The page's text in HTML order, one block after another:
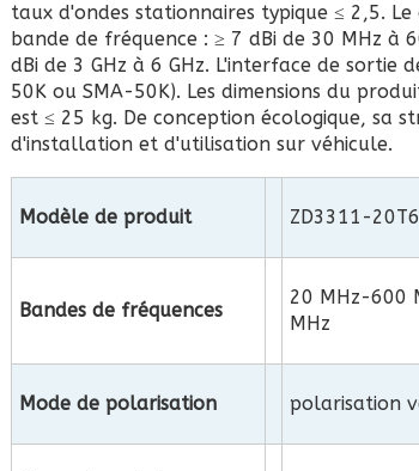
taux d'ondes stationnaires typique ≤ 2,5.
bande de fréquence : ≥ 7 dBi de 30 MHz à
dBi de 3 GHz à 6 GHz. L'interface de
50K ou SMA-50K). Les dimensions du
est ≤ 25 kg. De conception écologique, sa
d'installation et d'utilisation sur véhicule.
Modèle de produit ZD3311-
Bandes de fréquences
20 MHz-600
MHz
Mode de polarisation polarisation